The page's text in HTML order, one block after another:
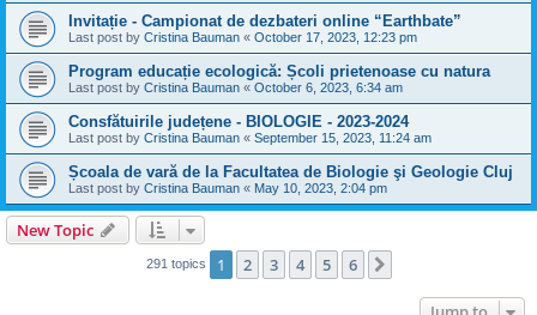
Invitație - Campionat de dezbateri online “Earthbate”
Last post by Cristina Bauman « October 17, 2023, 12:23 pm
Program educație ecologică: Școli prietenoase cu natura
Last post by Cristina Bauman « October 6, 2023, 6:34 am
Consfătuirile județene - BIOLOGIE - 2023-2024
Last post by Cristina Bauman « September 15, 2023, 11:24 am
Școala de vară de la Facultatea de Biologie şi Geologie Cluj
Last post by Cristina Bauman « May 10, 2023, 2:04 pm
New Topic
291 topics 1 2 3 4 5 6